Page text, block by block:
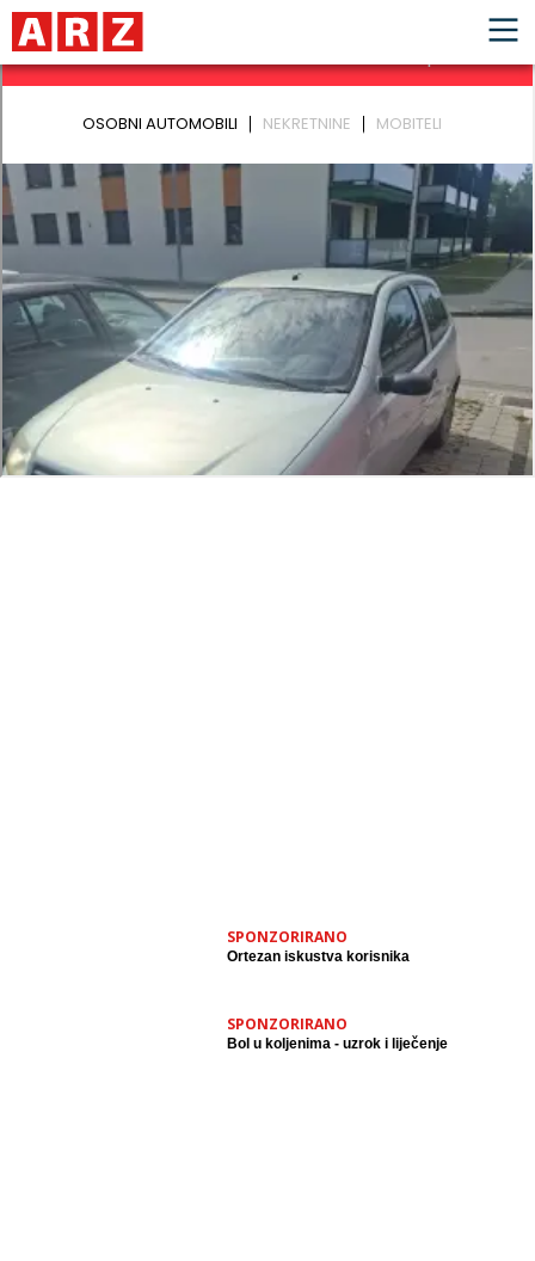
SPONZORIRANO
Ortezan iskustva korisnika
SPONZORIRANO
Bol u koljenima - uzrok i liječenje